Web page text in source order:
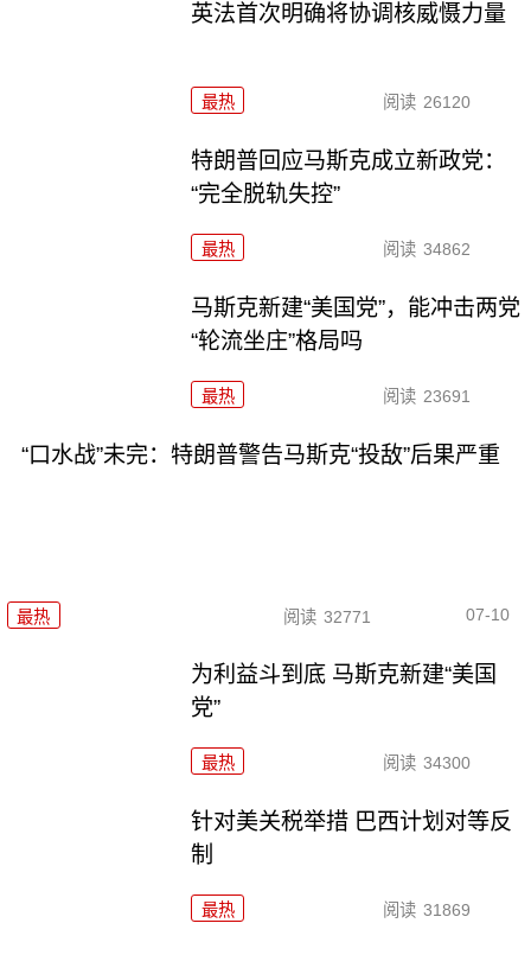
英法首次明确将协调核威慑力量
最热 阅读 26120
特朗普回应马斯克成立新政党：
“完全脱轨失控”
最热 阅读 34862
马斯克新建“美国党”，能冲击两党
“轮流坐庄”格局吗
最热 阅读 23691
“口水战”未完：特朗普警告马斯克“投敌”后果严重
最热 阅读 32771 07-10
为利益斗到底 马斯克新建“美国
党”
最热 阅读 34300
针对美关税举措 巴西计划对等反
制
最热 阅读 31869